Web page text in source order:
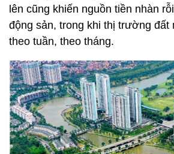
lên cũng khiến nguồn tiền nhàn
động sản, trong khi thị trường đất
theo tuần, theo tháng.